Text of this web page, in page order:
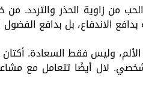
من زاوية الحذر والتردد.
الاندفاع، بل بدافع
وليس فقط السعادة.
لال أيضًا تتعامل مع